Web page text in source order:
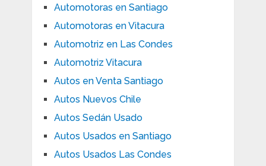
Automotoras en Santiago
Automotoras en Vitacura
Automotriz en Las Condes
Automotriz Vitacura
Autos en Venta Santiago
Autos Nuevos Chile
Autos Sedán Usado
Autos Usados en Santiago
Autos Usados Las Condes